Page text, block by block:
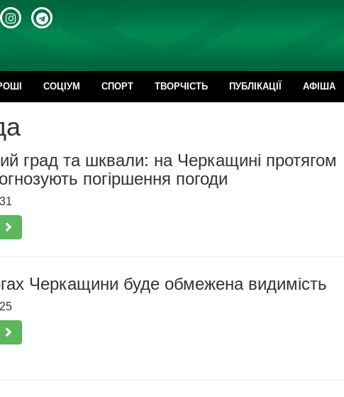
CОЦІУМ СПОРТ ТВОРЧІСТЬ ПУБЛІКАЦІЇ АФІША
град та шквали: на Черкащині протягом
погіршення погоди
Черкащини буде обмежена видимість